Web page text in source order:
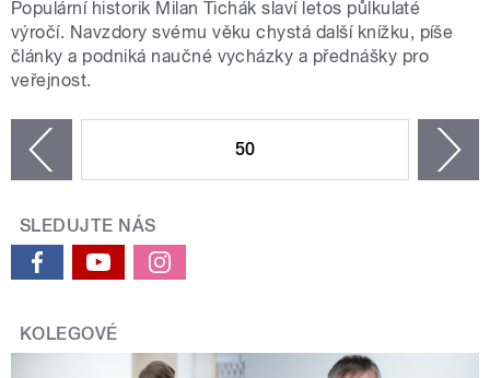
Populární historik Milan Tichák slaví letos půlkulaté
výročí. Navzdory svému věku chystá další knížku, píše
články a podniká naučné vycházky a přednášky pro
veřejnost.
50
SLEDUJTE NÁS
KOLEGOVÉ